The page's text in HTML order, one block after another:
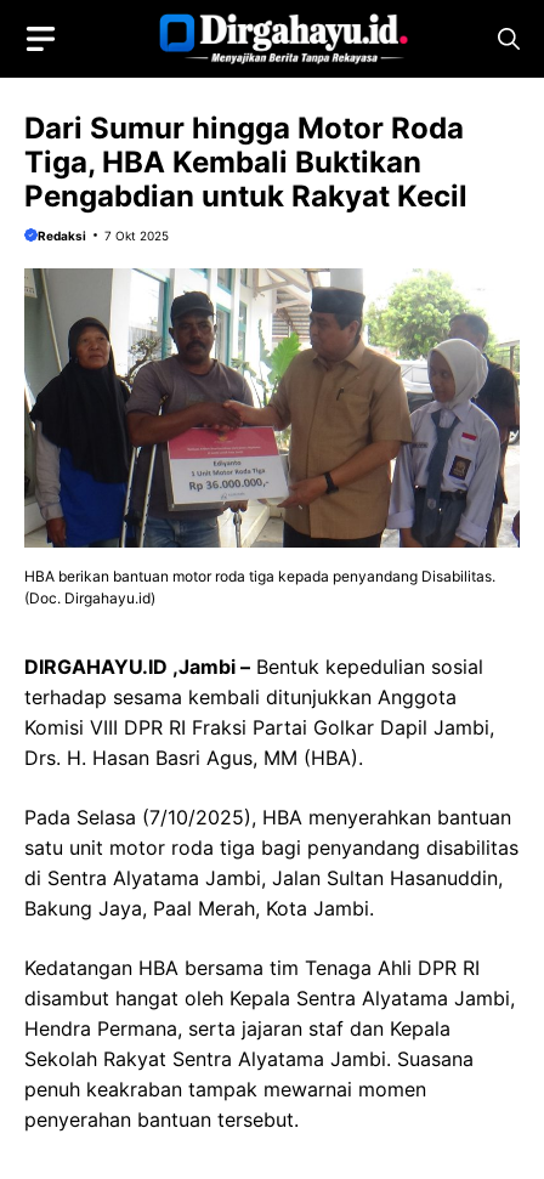
isi
Dari Sumur hingga Motor Roda
Tiga, HBA Kembali Buktikan
Pengabdian untuk Rakyat Kecil
Redaksi 7 Okt 2025
HBA berikan bantuan motor roda tiga kepada penyandang Disabilitas.
(Doc. Dirgahayu.id)
DIRGAHAYU.ID ,Jambi – Bentuk kepedulian sosial
terhadap sesama kembali ditunjukkan Anggota
Komisi VIII DPR RI Fraksi Partai Golkar Dapil Jambi,
Drs. H. Hasan Basri Agus, MM (HBA).
Pada Selasa (7/10/2025), HBA menyerahkan bantuan
satu unit motor roda tiga bagi penyandang disabilitas
di Sentra Alyatama Jambi, Jalan Sultan Hasanuddin,
Bakung Jaya, Paal Merah, Kota Jambi.
Kedatangan HBA bersama tim Tenaga Ahli DPR RI
disambut hangat oleh Kepala Sentra Alyatama Jambi,
Hendra Permana, serta jajaran staf dan Kepala
Sekolah Rakyat Sentra Alyatama Jambi. Suasana
penuh keakraban tampak mewarnai momen
penyerahan bantuan tersebut.